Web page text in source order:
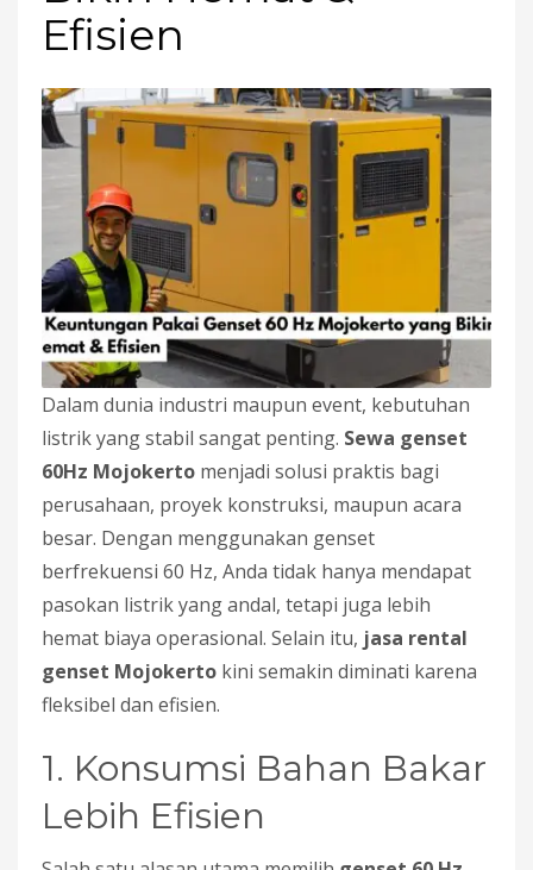
Efisien
Dalam dunia industri maupun event, kebutuhan
listrik yang stabil sangat penting. Sewa genset
60Hz Mojokerto menjadi solusi praktis bagi
perusahaan, proyek konstruksi, maupun acara
besar. Dengan menggunakan genset
berfrekuensi 60 Hz, Anda tidak hanya mendapat
pasokan listrik yang andal, tetapi juga lebih
hemat biaya operasional. Selain itu, jasa rental
genset Mojokerto kini semakin diminati karena
fleksibel dan efisien.
1. Konsumsi Bahan Bakar
Lebih Efisien